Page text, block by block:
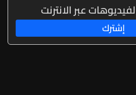
عبر الانترنت
إشترك